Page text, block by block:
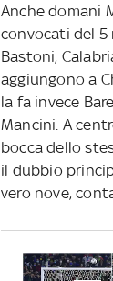
Anche domani
convocati del 5
Bastoni,
aggiungono a
la fa invece
Mancini. A
bocca dello
il dubbio
vero nove,